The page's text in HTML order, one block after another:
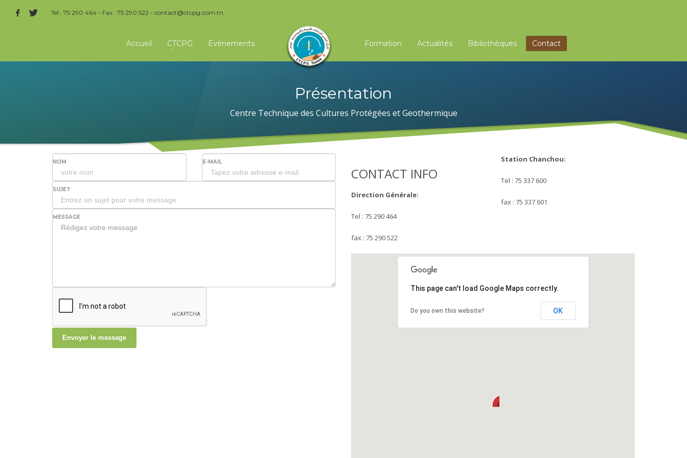
Tel : 75 290 464 - Fax : 75 290 522 - contact@ctcpg.com.tn
Accueil CTCPG Evènements Formation Actualités Bibliothèques Contact
Présentation
Centre Technique des Cultures Protégées et Geothermique
NOM E-MAIL
SUJET
MESSAGE
Envoyer le message
CONTACT INFO
Direction Générale:
Tel : 75 290 464
fax : 75 290 522
Station Chanchou:
Tel : 75 337 600
fax : 75 337 601
This page can't load Google Maps correctly.
Do you own this website? OK